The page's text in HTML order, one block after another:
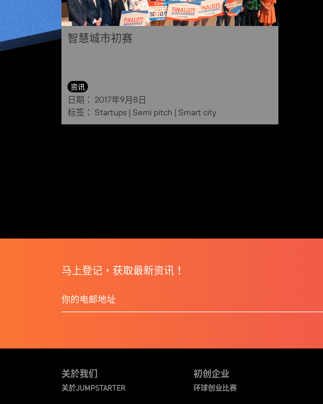
智慧城市初赛
资讯
日期： 2017年9月8日
标签： Startups | Semi pitch | Smart city
马上登记，获取最新资讯！
关於我们
关於JUMPSTARTER
初创企业
环球创业比赛